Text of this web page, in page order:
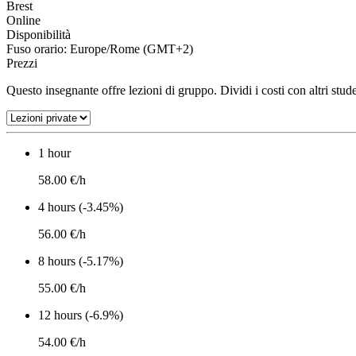
Brest
Online
Disponibilità
Fuso orario: Europe/Rome (GMT+2)
Prezzi
Questo insegnante offre lezioni di gruppo. Dividi i costi con altri
1 hour
58.00 €/h
4 hours (-3.45%)
56.00 €/h
8 hours (-5.17%)
55.00 €/h
12 hours (-6.9%)
54.00 €/h